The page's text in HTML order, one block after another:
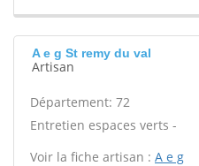
A e g St remy du val
Artisan
Département: 72
Entretien espaces verts -
Voir la fiche artisan : A e g